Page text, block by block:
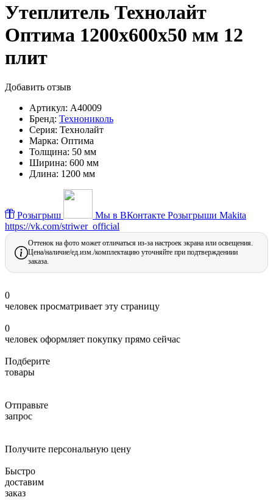
Утеплитель Технолайт
Оптима 1200х600х50 мм 12
плит
Добавить отзыв
Артикул: A40009
Бренд: Технониколь
Серия: Технолайт
Марка: Оптима
Толщина: 50 мм
Ширина: 600 мм
Длина: 1200 мм
Розыгрыш Мы в ВКонтакте Розыгрыши Makita
https://vk.com/striwer_official
Оттенок на фото может отличаться из-за настроек экрана или освещения.
Цена/наличие/ед.изм./комплектацию уточняйте при подтверждениии
заказа.
0
человек просматривает эту страницу
0
человек оформляет покупку прямо сейчас
Подберите
товары
Отправьте
запрос
Получите персональную цену
Быстро
доставим
заказ